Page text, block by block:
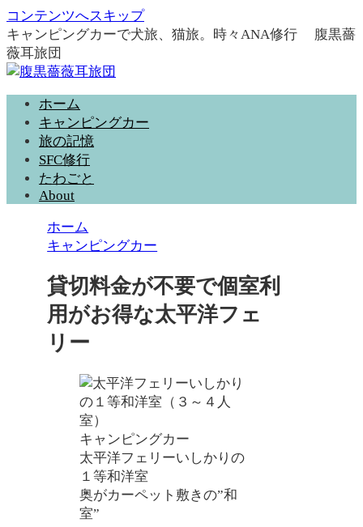
コンテンツへスキップ
キャンピングカーで犬旅、猫旅。時々ANA修行 腹黒薔
薇耳旅団
ホーム
キャンピングカー
旅の記憶
SFC修行
たわごと
About
ホーム
キャンピングカー
貸切料金が不要で個室利
用がお得な太平洋フェ
リー
キャンピングカー
太平洋フェリーいしかりの
１等和洋室
奥がカーペット敷きの”和
室”